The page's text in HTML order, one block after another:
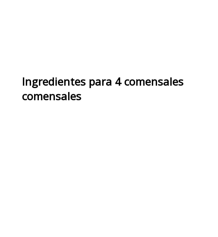
Ingredientespara 4 comensales
comensales